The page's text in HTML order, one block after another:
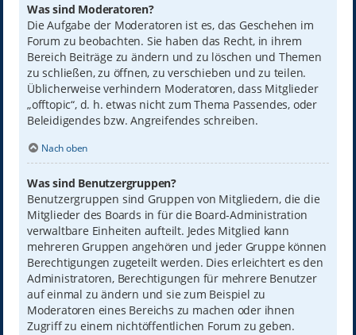
Was sind Moderatoren?
Die Aufgabe der Moderatoren ist es, das Geschehen im
Forum zu beobachten. Sie haben das Recht, in ihrem
Bereich Beiträge zu ändern und zu löschen und Themen
zu schließen, zu öffnen, zu verschieben und zu teilen.
Üblicherweise verhindern Moderatoren, dass Mitglieder
„offtopic“, d. h. etwas nicht zum Thema Passendes, oder
Beleidigendes bzw. Angreifendes schreiben.
Nach oben
Was sind Benutzergruppen?
Benutzergruppen sind Gruppen von Mitgliedern, die die
Mitglieder des Boards in für die Board-Administration
verwaltbare Einheiten aufteilt. Jedes Mitglied kann
mehreren Gruppen angehören und jeder Gruppe können
Berechtigungen zugeteilt werden. Dies erleichtert es den
Administratoren, Berechtigungen für mehrere Benutzer
auf einmal zu ändern und sie zum Beispiel zu
Moderatoren eines Bereichs zu machen oder ihnen
Zugriff zu einem nichtöffentlichen Forum zu geben.